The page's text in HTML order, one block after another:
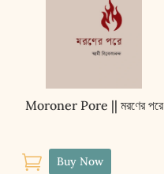
Moroner Pore || মরণের পরে
 Buy Now